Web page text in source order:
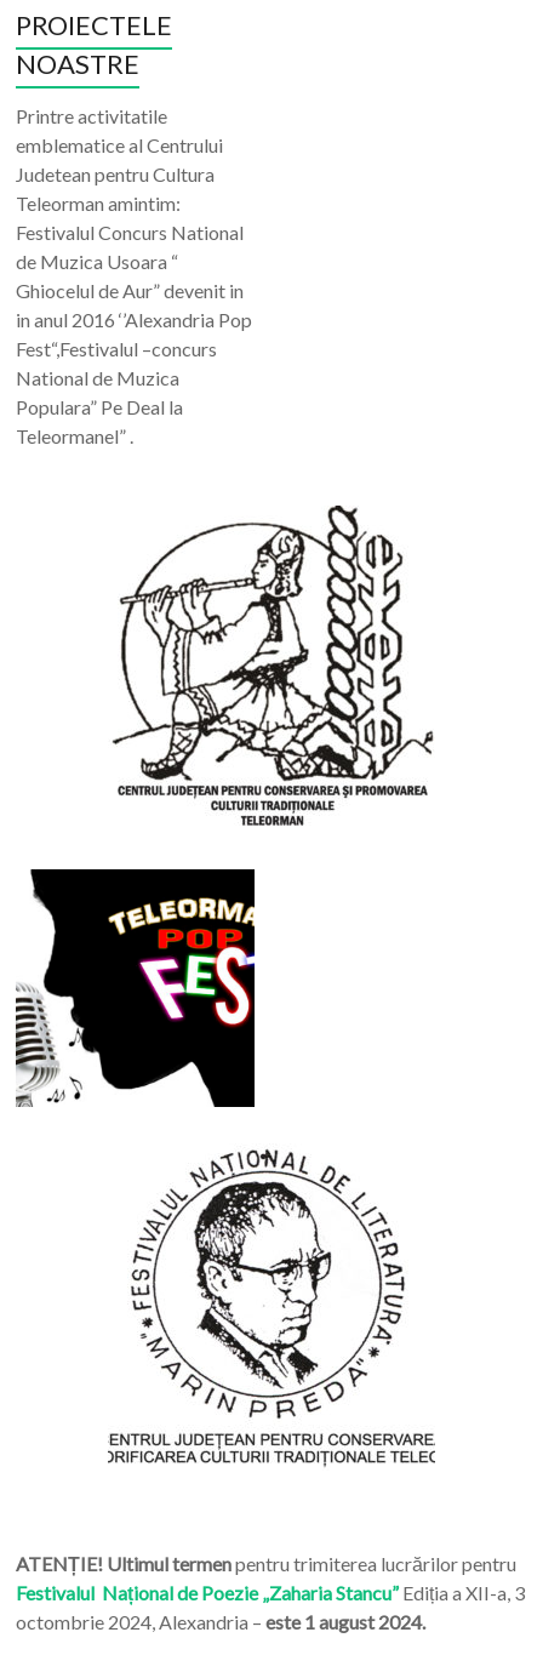
PROIECTELE
NOASTRE
Printre activitatile
emblematice al Centrului
Judetean pentru Cultura
Teleorman amintim:
Festivalul Concurs National
de Muzica Usoara “
Ghiocelul de Aur” devenit in
in anul 2016 ‘’Alexandria Pop
Fest“,Festivalul –concurs
National de Muzica
Populara” Pe Deal la
Teleormanel” .
ATENȚIE! Ultimul termenpentru trimiterea lucrărilor pentru
Festivalul Național de Poezie „Zaharia Stancu”Ediția a XII-a, 3
octombrie 2024, Alexandria – este 1 august 2024.